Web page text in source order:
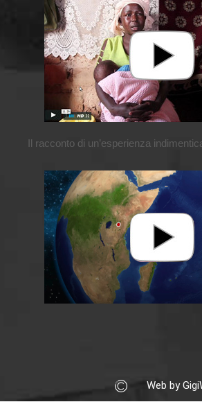
Il racconto di un’esperienza
Web by